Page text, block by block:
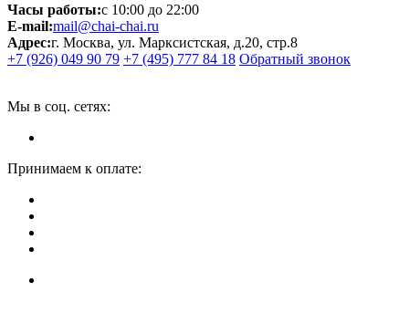
Часы работы:с 10:00 до 22:00
E-mail:mail@chai-chai.ru
Адрес:г. Москва, ул. Марксистская, д.20, стр.8
+7 (926) 049 90 79 +7 (495) 777 84 18 Обратный звонок
Мы в соц. сетях:
Принимаем к оплате: